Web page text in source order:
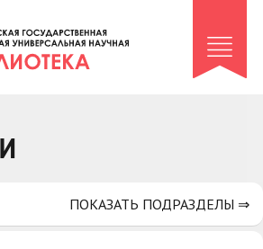
и сельдерей»
архив»
ПОКАЗАТЬ ПОДРАЗДЕЛЫ ⇒